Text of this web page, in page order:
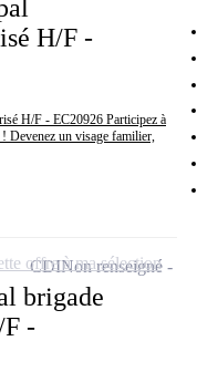
H/F -
H/F - EC20926 Participez à
Devenez un visage familier,
brigade
-
CDINon renseigné
offre à ma sélection